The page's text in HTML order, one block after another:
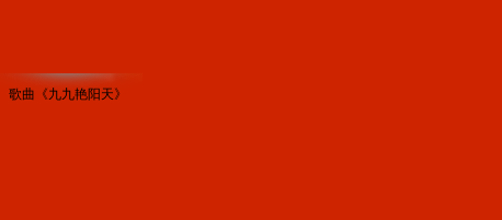
歌曲《九九艳阳天》